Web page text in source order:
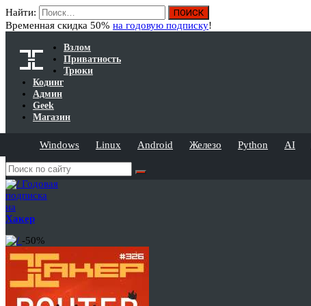
Найти:
Временная скидка 50% на годовую подписку!
Взлом
Приватность
Трюки
Кодинг
Админ
Geek
Магазин
Windows Linux Android Железо Python AI
Годовая
подписка
на
Хакер
-50%